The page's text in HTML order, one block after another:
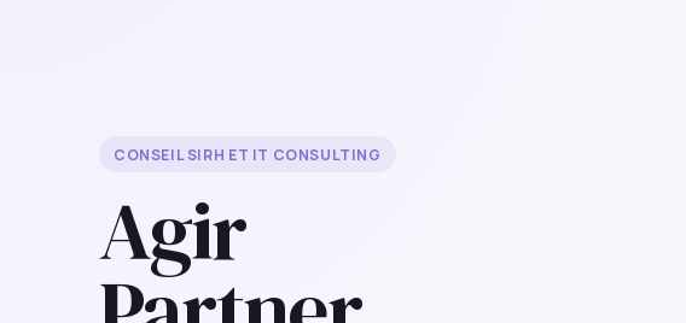
CONSEIL SIRH ET IT CONSULTING
Agir